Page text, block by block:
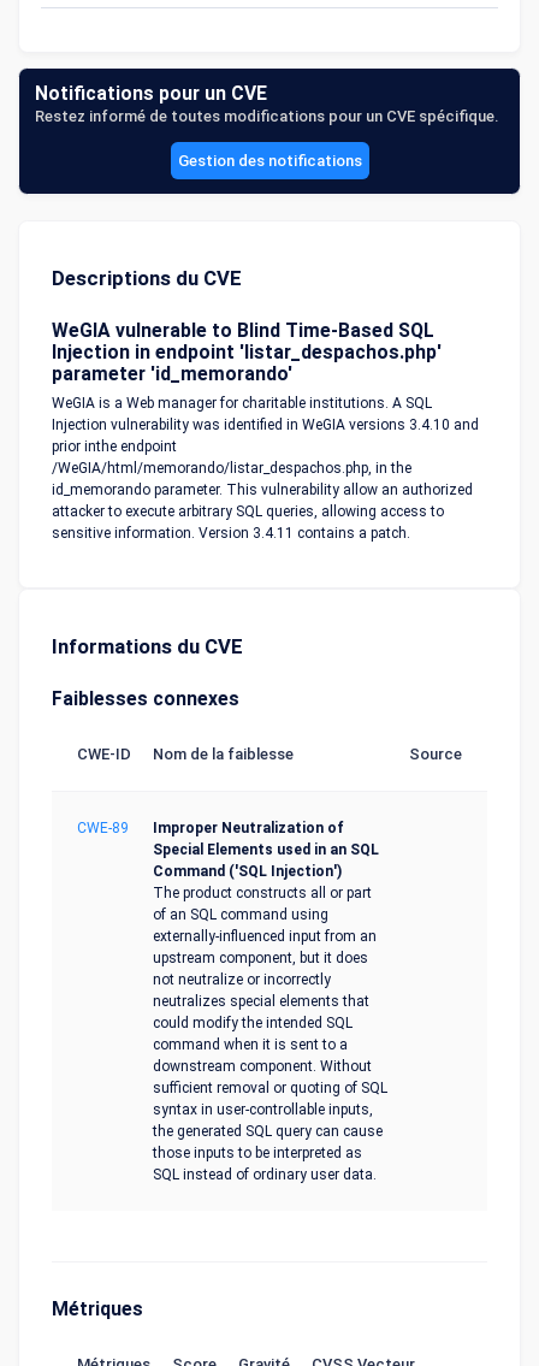
Notifications pour un CVE
Restez informé de toutes modifications pour un CVE spécifique.
Gestion des notifications
Descriptions du CVE
WeGIA vulnerable to Blind Time-Based SQL
Injection in endpoint 'listar_despachos.php'
parameter 'id_memorando'
WeGIA is a Web manager for charitable institutions. A SQL
Injection vulnerability was identified in WeGIA versions 3.4.10 and
prior inthe endpoint
/WeGIA/html/memorando/listar_despachos.php, in the
id_memorando parameter. This vulnerability allow an authorized
attacker to execute arbitrary SQL queries, allowing access to
sensitive information. Version 3.4.11 contains a patch.
Informations du CVE
Faiblesses connexes
CWE-ID Nom de la faiblesse Source
CWE-89
Improper Neutralization of
Special Elements used in an SQL
Command ('SQL Injection')
The product constructs all or part
of an SQL command using
externally-influenced input from an
upstream component, but it does
not neutralize or incorrectly
neutralizes special elements that
could modify the intended SQL
command when it is sent to a
downstream component. Without
sufficient removal or quoting of SQL
syntax in user-controllable inputs,
the generated SQL query can cause
those inputs to be interpreted as
SQL instead of ordinary user data.
Métriques